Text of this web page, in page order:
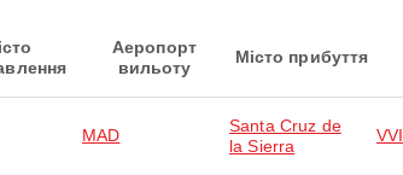
Аеропорт
вильоту
Місто прибуття
MAD
Santa Cruz de
la Sierra
VVI